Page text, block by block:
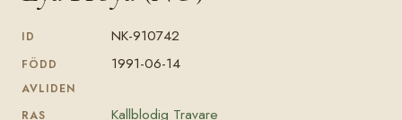
ID NK-910742
FÖDD 1991-06-14
AVLIDEN
RAS
Kallblodig Travare